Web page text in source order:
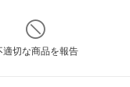
適切な商品を報告